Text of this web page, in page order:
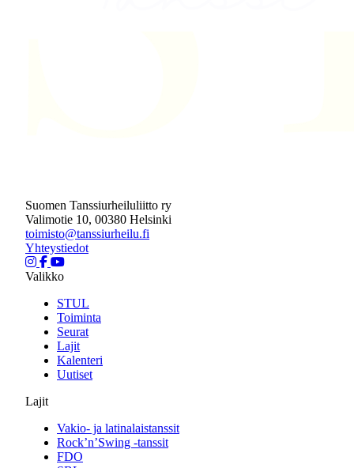
Suomen Tanssiurheiluliitto ry
Valimotie 10, 00380 Helsinki
toimisto@tanssiurheilu.fi
Yhteystiedot
Valikko
STUL
Toiminta
Seurat
Lajit
Kalenteri
Uutiset
Lajit
Vakio- ja latinalaistanssit
Rock’n’Swing -tanssit
FDO